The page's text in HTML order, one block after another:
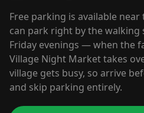
Free parking is available
can park right by the walking
Friday evenings — when the
Village Night Market takes
village gets busy, so arrive
and skip parking entirely.